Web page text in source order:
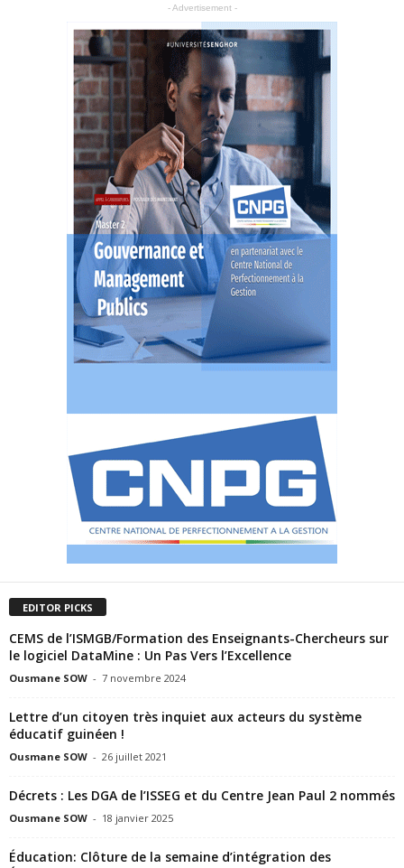
- Advertisement -
EDITOR PICKS
CEMS de l’ISMGB/Formation des Enseignants-Chercheurs sur
le logiciel DataMine : Un Pas Vers l’Excellence
Ousmane SOW - 7 novembre 2024
Lettre d’un citoyen très inquiet aux acteurs du système
éducatif guinéen !
Ousmane SOW - 26 juillet 2021
Décrets : Les DGA de l’ISSEG et du Centre Jean Paul 2 nommés
Ousmane SOW - 18 janvier 2025
Éducation: Clôture de la semaine d’intégration des